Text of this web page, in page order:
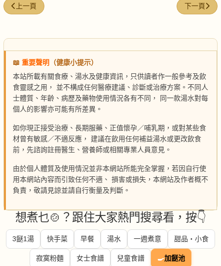
上一篇文章: 滋陰潤肺燕窩湯
上一頁 下一篇文章
下一頁
📖 重要聲明
（健康小提示）
本站所載有關食療、湯水及健康資訊，只供讀者作一般參考及飲
食靈感之用， 並不構成任何醫療建議、診斷或治療方案。不同人
士體質、年齡、病歷及藥物使用情況各有不同， 同一款湯水對每
個人的影響亦可能有所差異。
如你現正接受治療、長期服藥、正值懷孕／哺乳期，或對某些食
材曾有敏感／不適反應， 建議在飲用任何補益湯水或更改飲食
前，先諮詢註冊醫生、營養師或相關專業人員意見。
由於個人體質及使用情況並非本網站所能完全掌握，若因自行使
用本網站內容而引致任何不適、 損害或損失，本網站及作者概不
負責，敬請見諒並請自行衡量及判斷。
想煮乜🍲？跟住大家熱門搜尋看，按👇
3餸1湯 快手菜 早餐 湯水 一週煮意 甜品・小食
寂寞粉麵 女士食譜 兒童食譜 🍳加餸池